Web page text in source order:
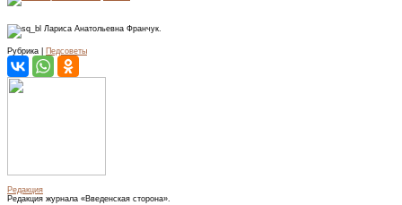
Лариса Анатольевна Франчук.
Рубрика | Педсоветы
Редакция
Редакция журнала «Введенская сторона».